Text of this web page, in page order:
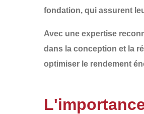
fondation, qui assurent
Avec une expertise
dans la conception et la
optimiser le rendement